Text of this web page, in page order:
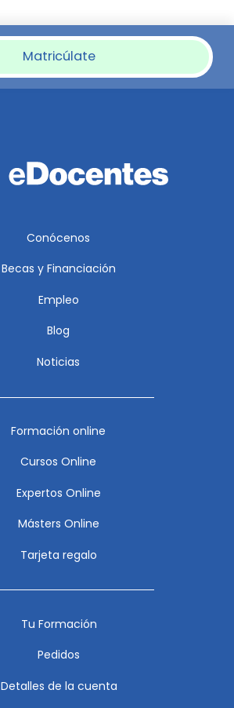
Matricúlate
Conócenos
Becas y Financiación
Empleo
Blog
Noticias
Formación online
Cursos Online
Expertos Online
Másters Online
Tarjeta regalo
Tu Formación
Pedidos
Detalles de la cuenta